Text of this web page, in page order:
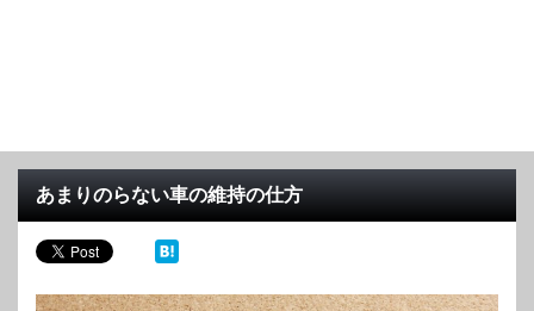
あまりのらない車の維持の仕方